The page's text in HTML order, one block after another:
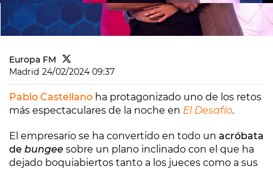
Europa FM
Madrid 24/02/2024 09:37
Pablo Castellano ha protagonizado uno de los retos
más espectaculares de la noche en El Desafío.
El empresario se ha convertido en todo un acróbata
de bungee sobre un plano inclinado con el que ha
dejado boquiabiertos tanto a los jueces como a sus